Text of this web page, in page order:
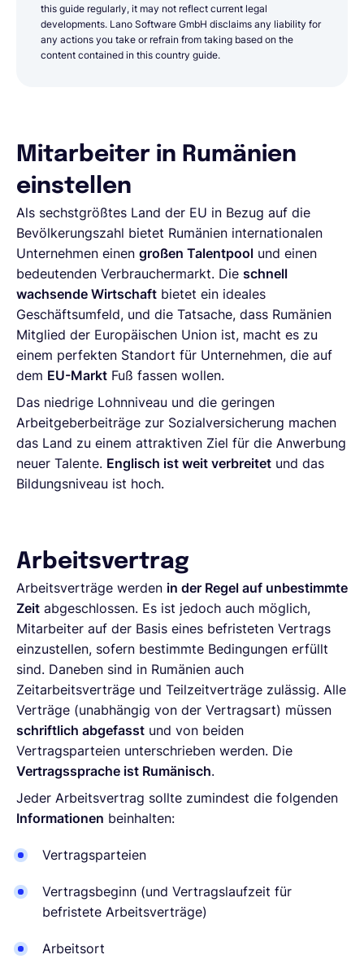
this guide regularly, it may not reflect current legal
developments. Lano Software GmbH disclaims any liability for
any actions you take or refrain from taking based on the
content contained in this country guide.
Mitarbeiter in Rumänien
einstellen
Als sechstgrößtes Land der EU in Bezug auf die
Bevölkerungszahl bietet Rumänien internationalen
Unternehmen einen großen Talentpool und einen
bedeutenden Verbrauchermarkt. Die schnell
wachsende Wirtschaft bietet ein ideales
Geschäftsumfeld, und die Tatsache, dass Rumänien
Mitglied der Europäischen Union ist, macht es zu
einem perfekten Standort für Unternehmen, die auf
dem EU-Markt Fuß fassen wollen.
Das niedrige Lohnniveau und die geringen
Arbeitgeberbeiträge zur Sozialversicherung machen
das Land zu einem attraktiven Ziel für die Anwerbung
neuer Talente. Englisch ist weit verbreitet und das
Bildungsniveau ist hoch.
Arbeitsvertrag
Arbeitsverträge werden in der Regel auf unbestimmte
Zeit abgeschlossen. Es ist jedoch auch möglich,
Mitarbeiter auf der Basis eines befristeten Vertrags
einzustellen, sofern bestimmte Bedingungen erfüllt
sind. Daneben sind in Rumänien auch
Zeitarbeitsverträge und Teilzeitverträge zulässig. Alle
Verträge (unabhängig von der Vertragsart) müssen
schriftlich abgefasst und von beiden
Vertragsparteien unterschrieben werden. Die
Vertragssprache ist Rumänisch.
Jeder Arbeitsvertrag sollte zumindest die folgenden
Informationen beinhalten:
Vertragsparteien
Vertragsbeginn (und Vertragslaufzeit für
befristete Arbeitsverträge)
Arbeitsort